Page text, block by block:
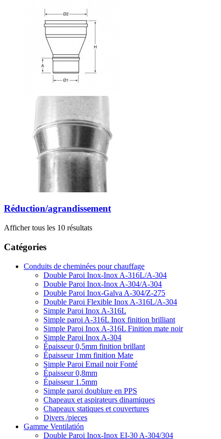
Réduction/agrandissement
Afficher tous les 10 résultats
Catégories
Conduits de cheminées pour chauffage
Double Paroi Inox-Inox A-316L/A-304
Double Paroi Inox-Inox A-304/A-304
Double Paroi Inox-Galva A-304/Z-275
Double Paroi Flexible Inox A-316L/A-304
Simple Paroi Inox A-316L
Simple paroi A-316L Inox finition brilliant
Simple Paroi Inox A-316L Finition mate noir
Simple Paroi Inox A-304
Épaisseur 0,5mm finition brillant
Épaisseur 1mm finition Mate
Simple Paroi Email noir Fonté
Épaisseur 0,8mm
Épaisseur 1.5mm
Simple paroi doublure en PPS
Chapeaux et aspirateurs dinamiques
Chapeaux statiques et couvertures
Divers /pieces
Gamme Ventilatión
Double Paroi Inox-Inox EI-30 A-304/304